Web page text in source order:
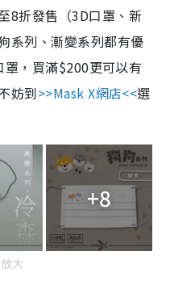
8折發售（3D口罩、新
系列、漸變系列都有優
，買滿$200更可以有
妨到>>Mask X網店<<選
+8
大